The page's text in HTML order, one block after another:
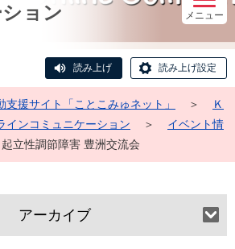
ョン
メニュー
読み上げ 読み上げ設定
援サイト「ことこみゅネット」 ＞
Ｋ
インコミュニケーション
＞
イベント情
起立性調節障害 豊洲交流会
アーカイブ